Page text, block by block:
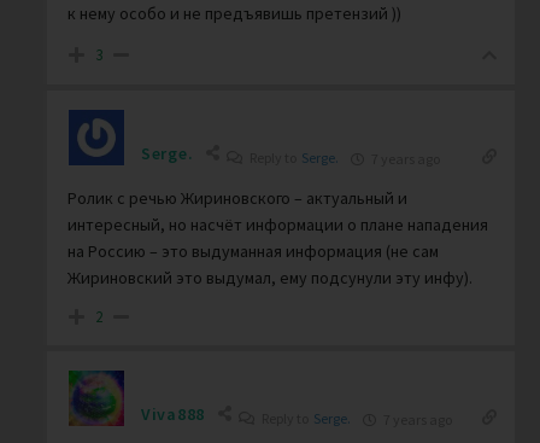
к нему особо и не предъявишь претензий ))
3
Serge. Serge.
Ролик с речью Жириновского – актуальный и
интересный, но насчёт информации о плане нападения
на Россию – это выдуманная информация (не сам
Жириновский это выдумал, ему подсунули эту инфу).
2
Viva888 Serge.